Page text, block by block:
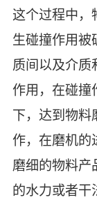
这个过程中，
生碰撞作用被
质间以及介质
作用，在碰撞
下，达到物料
作，在磨机的
磨细的物料产
的水力或者干